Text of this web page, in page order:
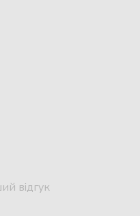
відгук